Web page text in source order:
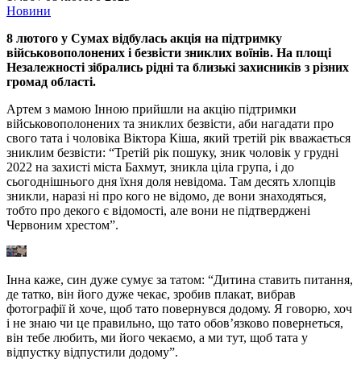
Новини
8 лютого у Сумах відбулась акція на підтримку
військовополонених і безвісти зниклих воїнів. На площі
Незалежності зібрались рідні та близькі захисників з різних
громад області.
Артем з мамою Інною прийшли на акцію підтримки
військовополонених та зниклих безвісти, аби нагадати про
свого тата і чоловіка Віктора Кіша, який третій рік вважається
зниклим безвісти: “Третій рік пошуку, зник чоловік у грудні
2022 на захисті міста Бахмут, зникла ціла група, і до
сьогоднішнього дня їхня доля невідома. Там десять хлопців
зникли, наразі ні про кого не відомо, де вони знаходяться,
тобто про декого є відомості, але вони не підтверджені
Червоним хрестом”.
Інна каже, син дуже сумує за татом: “Дитина ставить питання,
де татко, він його дуже чекає, зробив плакат, вибрав
фотографії й хоче, щоб тато повернувся додому. Я говорю, хоч
і не знаю чи це правильно, що тато обов’язково повернеться,
він тебе любить, ми його чекаємо, а ми тут, щоб тата у
відпустку відпустили додому”.